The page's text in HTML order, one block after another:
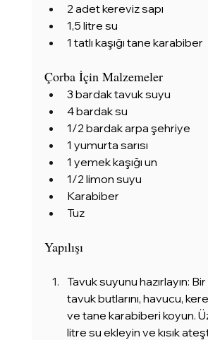
2 adet kereviz sapı
1,5 litre su
1 tatlı kaşığı tane karabiber
Çorba İçin Malzemeler
3 bardak tavuk suyu
4 bardak su
1/2 bardak arpa şehriye
1 yumurta sarısı
1 yemek kaşığı un
1/2 limon suyu
Karabiber
Tuz
Yapılışı
Tavuk suyunu hazırlayın:
tavuk butlarını, havucu,
ve tane karabiberi koyun.
litre su ekleyin ve kısık